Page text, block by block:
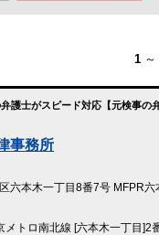
1 ～
護士がスピード対応【元検事の
事務所
六本木一丁目8番7号 MFPR
メトロ南北線 [六本木一丁目]2